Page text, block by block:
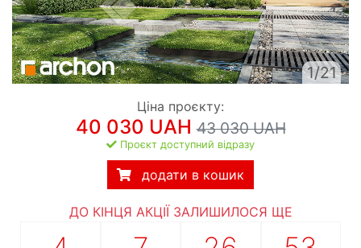
1/21
Ціна проєкту:
40 030 UAH43 030 UAH
Проєкт доступний відразу
додати в кошик
ДО КІНЦЯ АКЦІЇ ЗАЛИШИЛОСЯ ЩЕ